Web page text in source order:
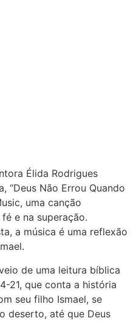
Élida Rodrigues
“Deus Não Errou Quando
uma canção
e na superação.
a música é uma reflexão
de uma leitura bíblica
21, que conta a história
seu filho Ismael, se
deserto, até que Deus